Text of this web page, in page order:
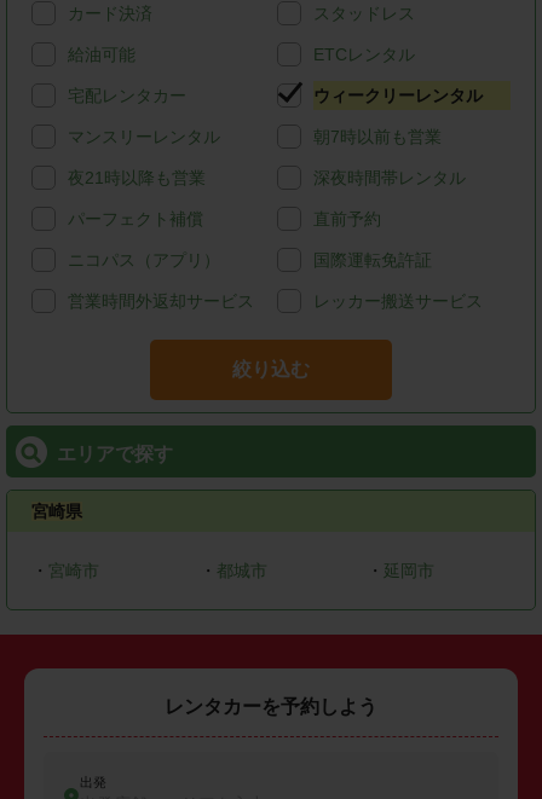
カード決済 スタッドレス
給油可能 ETCレンタル
宅配レンタカー ウィークリーレンタル
マンスリーレンタル 朝7時以前も営業
夜21時以降も営業 深夜時間帯レンタル
パーフェクト補償 直前予約
ニコパス（アプリ） 国際運転免許証
営業時間外返却サービス レッカー搬送サービス
絞り込む
エリアで探す
宮崎県
・ 宮崎市 ・ 都城市 ・ 延岡市
レンタカーを予約しよう
出発